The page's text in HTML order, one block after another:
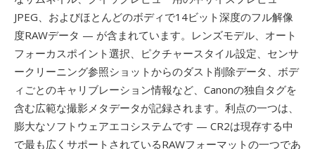
JPEG、およびほとんどのボディで14ビット深度のフル解像
度RAWデータ — が含まれています。レンズモデル、オート
フォーカスポイント選択、ピクチャースタイル設定、センサ
ークリーニング参照ショットからのダスト削除データ、ボデ
ィごとのキャリブレーション情報など、Canonの独自タグを
含む広範な撮影メタデータが記録されます。利点の一つは、
膨大なソフトウェアエコシステムです — CR2は現存する中
で最も広くサポートされているRAWフォーマットの一つであ